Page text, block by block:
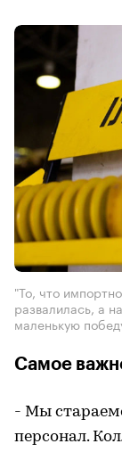
"То, что
развалилась, а
маленькую
Самое
- Мы
персонал.